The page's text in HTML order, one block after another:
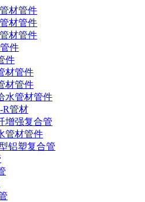
材管件
材管件
材管件
件
件
材管件
材管件
水管材管件
R管材
增强复合管
管材管件
铝塑复合管